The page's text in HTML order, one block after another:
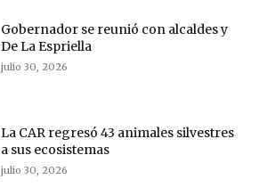
Gobernador se reunió con alcaldes y
De La Espriella
julio 30, 2026
La CAR regresó 43 animales silvestres
a sus ecosistemas
julio 30, 2026